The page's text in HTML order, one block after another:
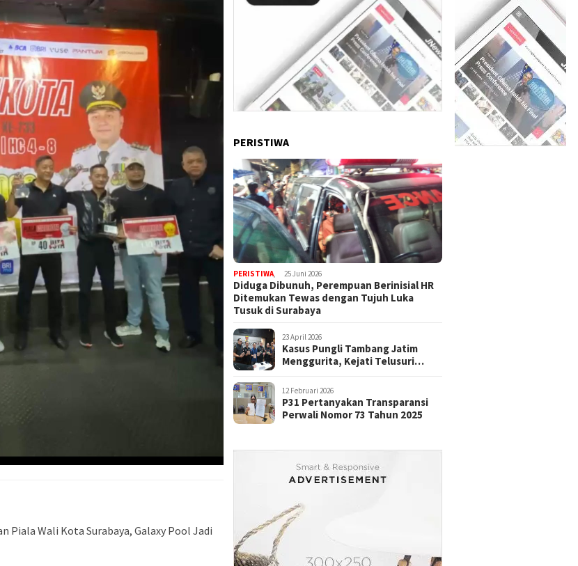
Piala Wali Kota Surabaya, Galaxy Pool Jadi
PERISTIWA
PERISTIWA, 25 Juni 2026
Diduga Dibunuh, Perempuan Berinisial HR
Ditemukan Tewas dengan Tujuh Luka
Tusuk di Surabaya
23 April 2026
Kasus Pungli Tambang Jatim
Menggurita, Kejati Telusuri
12 Februari 2026
P31 Pertanyakan Transparansi
Perwali Nomor 73 Tahun 2025